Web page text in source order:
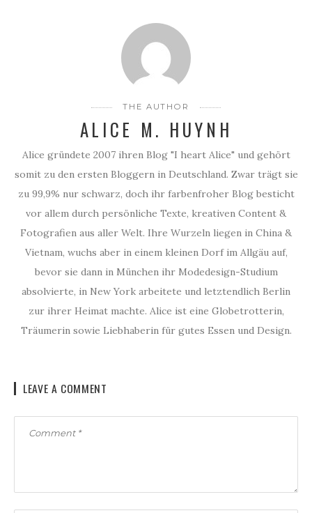
THE AUTHOR
ALICE M. HUYNH
Alice gründete 2007 ihren Blog "I heart Alice" und gehört
somit zu den ersten Bloggern in Deutschland. Zwar trägt sie
zu 99,9% nur schwarz, doch ihr farbenfroher Blog besticht
vor allem durch persönliche Texte, kreativen Content &
Fotografien aus aller Welt. Ihre Wurzeln liegen in China &
Vietnam, wuchs aber in einem kleinen Dorf im Allgäu auf,
bevor sie dann in München ihr Modedesign-Studium
absolvierte, in New York arbeitete und letztendlich Berlin
zur ihrer Heimat machte. Alice ist eine Globetrotterin,
Träumerin sowie Liebhaberin für gutes Essen und Design.
LEAVE A COMMENT